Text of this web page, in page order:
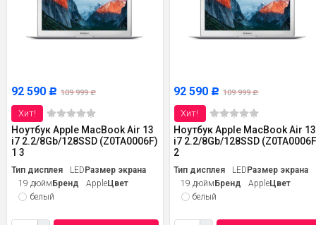
92 590 Р 109 999Р
Хит!
Ноутбук Apple MacBook Air 13
i7 2.2/8Gb/128SSD (Z0TA0006F)
1 3
Тип дисплея LEDРазмер экрана
19 дюймБренд AppleЦвет
белый
92 590 Р 109 999Р
Хит!
Ноутбук Apple MacBook Air 13
i7 2.2/8Gb/128SSD
2
Тип дисплея LEDРазмер экрана
19 дюймБренд AppleЦвет
белый